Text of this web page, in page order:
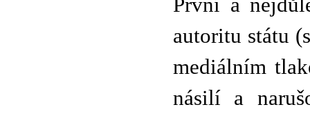
První a
autoritu státu
mediálním
násilí a